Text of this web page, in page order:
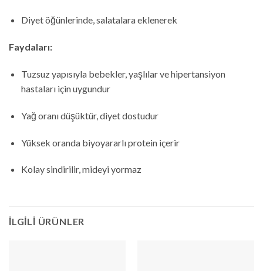
Diyet öğünlerinde, salatalara eklenerek
Faydaları:
Tuzsuz yapısıyla bebekler, yaşlılar ve hipertansiyon
hastaları için uygundur
Yağ oranı düşüktür, diyet dostudur
Yüksek oranda biyoyararlı protein içerir
Kolay sindirilir, mideyi yormaz
İLGILI ÜRÜNLER